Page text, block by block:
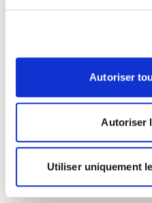
Autoriser
Autoriser
Utiliser uniquement